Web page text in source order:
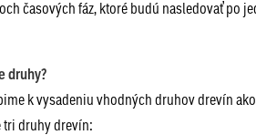
časových fáz, ktoré budú nasledovať po
druhy?
k vysadeniu vhodných druhov drevín
druhy drevín: